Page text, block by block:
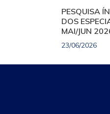
PESQUISA
DOS
MAI/JUN
23/06/2026